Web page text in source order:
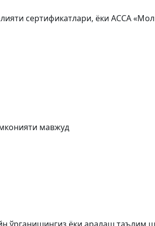
сертификатлари, ёки АССА
мавжуд